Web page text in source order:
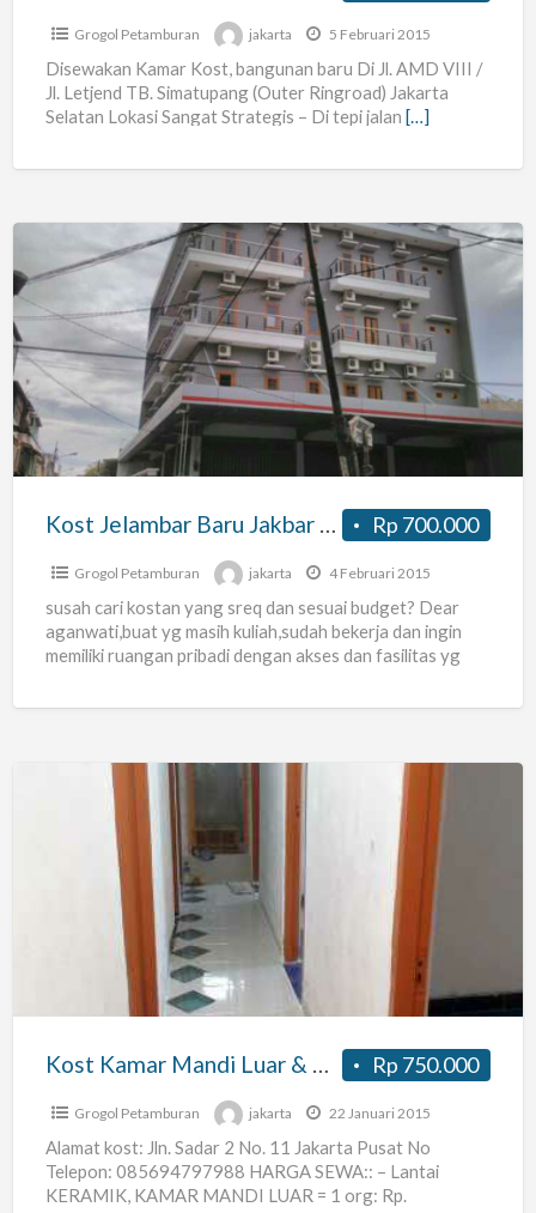
Grogol Petamburan jakarta 5 Februari 2015
Disewakan Kamar Kost, bangunan baru Di Jl. AMD VIII /
Jl. Letjend TB. Simatupang (Outer Ringroad) Jakarta
Selatan Lokasi Sangat Strategis – Di tepi jalan […]
Kost
Jelambar
Baru
Jakbar
Strategis
Nyaman
Aman
Rp 700.000
Kost Jelambar Baru Jakbar Strategis Nyaman Aman
Grogol Petamburan jakarta 4 Februari 2015
susah cari kostan yang sreq dan sesuai budget? Dear
aganwati,buat yg masih kuliah,sudah bekerja dan ingin
memiliki ruangan pribadi dengan akses dan fasilitas yg
Dalam,cideng/petojo
Jak-
Rp 750.000
Kost Kamar Mandi Luar & Dalam,cideng/petojo Jak-pusat
Grogol Petamburan jakarta 22 Januari 2015
Alamat kost: Jln. Sadar 2 No. 11 Jakarta Pusat No
Telepon: 085694797988 HARGA SEWA:: – Lantai
KERAMIK, KAMAR MANDI LUAR = 1 org: Rp.